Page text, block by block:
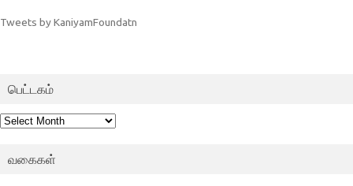
Tweets by KaniyamFoundatn
பெட்டகம்
பெட்டகம்
வகைகள்